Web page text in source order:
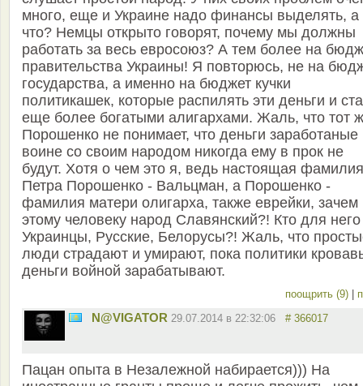
много, еще и Украине надо финансы выделять, а
что? Немцы открыто говорят, почему мы должны
работать за весь евросоюз? А тем более на
правительства Украины! Я повторюсь, не на
государства, а именно на бюджет кучки
политикашек, которые распилять эти деньги и
еще более богатыми алигархами. Жаль, что тот
Порошенко не понимает, что деньги заработаные
воине со своим народом никогда ему в прок не
будут. Хотя о чем это я, ведь настоящая фамилия
Петра Порошенко - Вальцман, а Порошенко -
фамилия матери олигарха, также еврейки, зачем
этому человеку народ Славянский?! Кто для него
Украинцы, Русские, Белорусы?! Жаль, что
люди страдают и умирают, пока политики
деньги войной зарабатывают.
поощрить (9)
N@VIGATOR 29.07.2014 в 22:32:06 # 366017
Пацан опыта в Незалежной набирается))) На